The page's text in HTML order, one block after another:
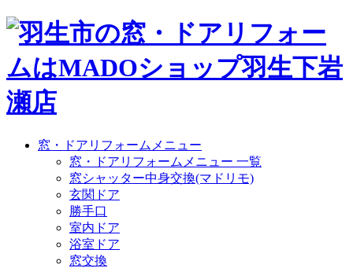
窓・ドアリフォームメニュー
窓・ドアリフォームメニュー 一覧
窓シャッター中身交換(マドリモ)
玄関ドア
勝手口
室内ドア
浴室ドア
窓交換